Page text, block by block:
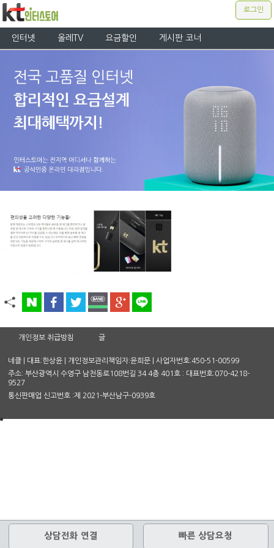
로그인
인터넷 올레TV 요금할인 게시판 코너
개인정보 취급방침 글
네클 | 대표:한상윤 | 개인정보관리책임자:윤희문 | 사업자번호:450-51-00599
주소: 부산광역시 수영구 남천동로108번길 34 4층 401호 : 대표번호:070-4218-
9527
통신판매업 신고번호 :제 2021-부산남구-0939호
상담전화 연결 빠른 상담요청